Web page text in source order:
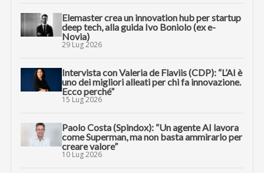
Elemaster crea un innovation hub per startup
deep tech, alla guida Ivo Boniolo (ex e-
Novia)
29 Lug 2026
Intervista con Valeria de Flaviis (CDP): “L’AI è
uno dei migliori alleati per chi fa innovazione.
Ecco perché”
15 Lug 2026
Paolo Costa (Spindox): “Un agente AI lavora
come Superman, ma non basta ammirarlo per
creare valore”
10 Lug 2026